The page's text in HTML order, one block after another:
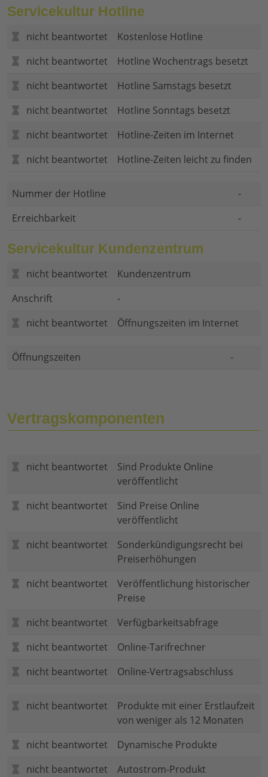
Servicekultur Hotline
nicht beantwortet
Kostenlose Hotline
nicht beantwortet
Hotline Wochentrags besetzt
nicht beantwortet
Hotline Samstags besetzt
nicht beantwortet
Hotline Sonntags besetzt
nicht beantwortet
Hotline-Zeiten im Internet
nicht beantwortet
Hotline-Zeiten leicht zu finden
Nummer der Hotline
-
Erreichbarkeit
-
Servicekultur Kundenzentrum
nicht beantwortet
Kundenzentrum
Anschrift
-
nicht beantwortet
Öffnungszeiten im Internet
Öffnungszeiten -
Vertragskomponenten
nicht beantwortet
Sind Produkte Online
veröffentlicht
nicht beantwortet
Sind Preise Online
veröffentlicht
nicht beantwortet
Sonderkündigungsrecht bei
Preiserhöhungen
nicht beantwortet
Veröffentlichung historischer
Preise
nicht beantwortet
Verfügbarkeitsabfrage
nicht beantwortet
Online-Tarifrechner
nicht beantwortet
Online-Vertragsabschluss
nicht beantwortet
Produkte mit einer Erstlaufzeit
von weniger als 12 Monaten
nicht beantwortet
Dynamische Produkte
nicht beantwortet
Autostrom-Produkt